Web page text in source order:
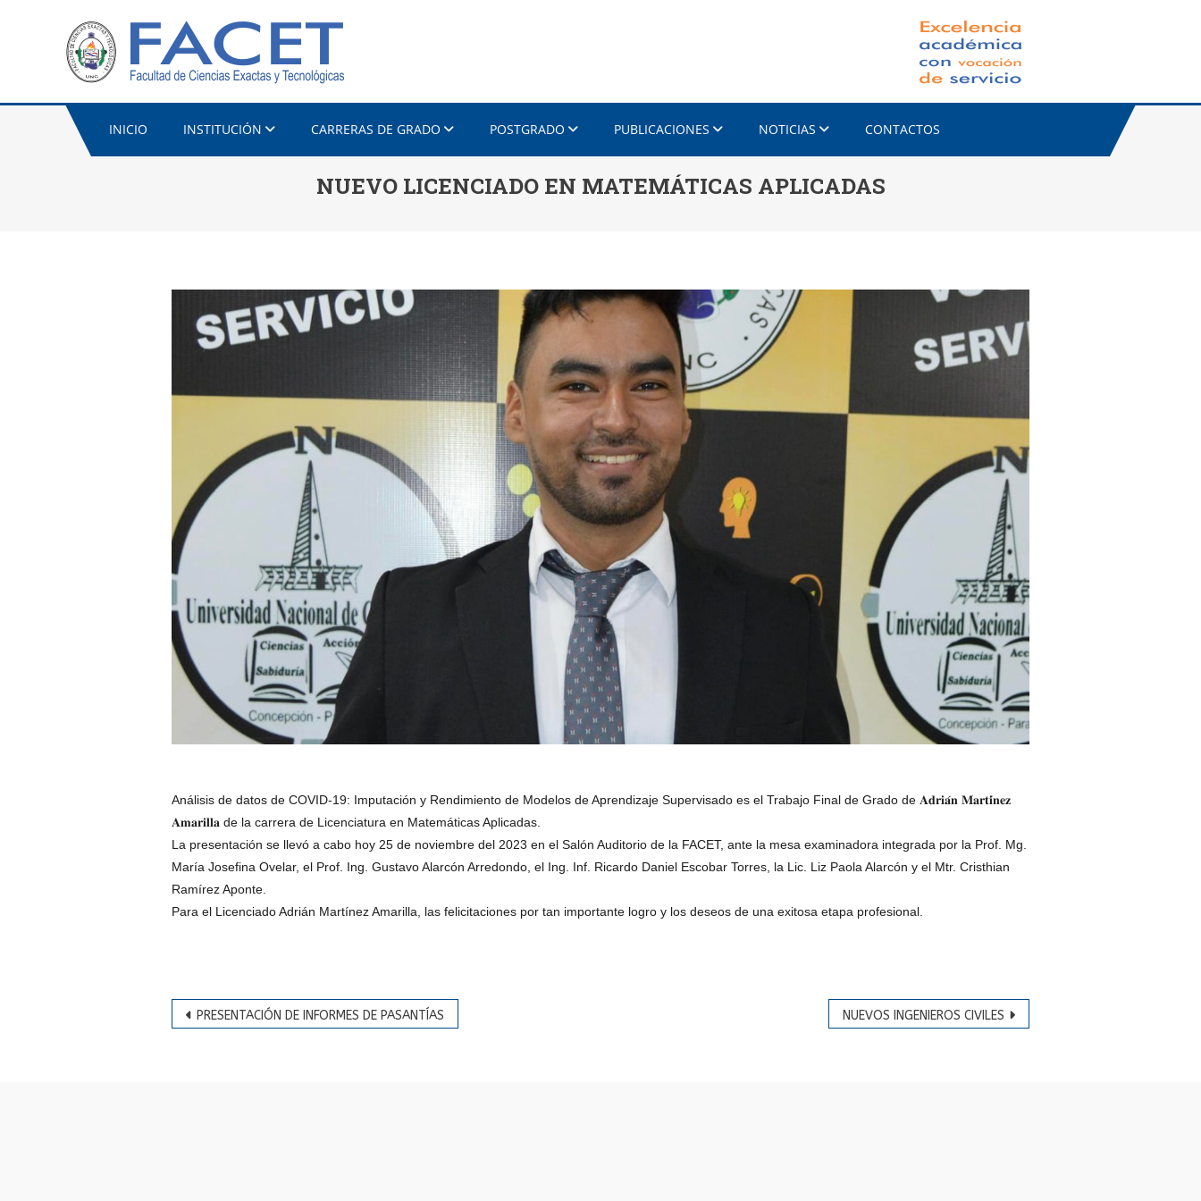
INICIO INSTITUCIÓN CARRERAS DE GRADO POSTGRADO PUBLICACIONES NOTICIAS CONTACTOS
NUEVO LICENCIADO EN MATEMÁTICAS APLICADAS
Análisis de datos de COVID-19: Imputación y Rendimiento de Modelos de Aprendizaje Supervisado es el Trabajo Final de Grado de 𝐀𝐝𝐫𝐢𝐚́𝐧 𝐌𝐚𝐫𝐭𝐢́𝐧𝐞𝐳
𝐀𝐦𝐚𝐫𝐢𝐥𝐥𝐚 de la carrera de Licenciatura en Matemáticas Aplicadas.
La presentación se llevó a cabo hoy 25 de noviembre del 2023 en el Salón Auditorio de la FACET, ante la mesa examinadora integrada por la Prof. Mg.
María Josefina Ovelar, el Prof. Ing. Gustavo Alarcón Arredondo, el Ing. Inf. Ricardo Daniel Escobar Torres, la Lic. Liz Paola Alarcón y el Mtr. Cristhian
Ramírez Aponte.
Para el Licenciado Adrián Martínez Amarilla, las felicitaciones por tan importante logro y los deseos de una exitosa etapa profesional.
entradas
PRESENTACIÓN DE INFORMES DE PASANTÍAS NUEVOS INGENIEROS CIVILES